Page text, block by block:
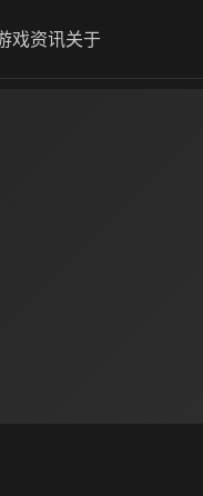
戏资讯关于